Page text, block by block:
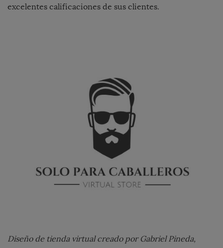
excelentes calificaciones de sus clientes.
Diseño de tienda virtual creado por Gabriel Pineda,